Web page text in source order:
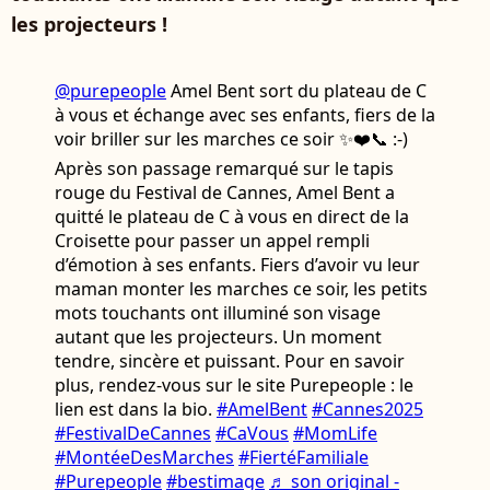
les projecteurs !
@purepeopleAmel Bent sort du plateau de C
à vous et échange avec ses enfants, fiers de la
voir briller sur les marches ce soir ✨❤️📞 :-)
Après son passage remarqué sur le tapis
rouge du Festival de Cannes, Amel Bent a
quitté le plateau de C à vous en direct de la
Croisette pour passer un appel rempli
d’émotion à ses enfants. Fiers d’avoir vu leur
maman monter les marches ce soir, les petits
mots touchants ont illuminé son visage
autant que les projecteurs. Un moment
tendre, sincère et puissant. Pour en savoir
plus, rendez-vous sur le site Purepeople : le
lien est dans la bio. #AmelBent#Cannes2025
#FestivalDeCannes #CaVous #MomLife
#MontéeDesMarches #FiertéFamiliale
#Purepeople#bestimage ♬ son original -